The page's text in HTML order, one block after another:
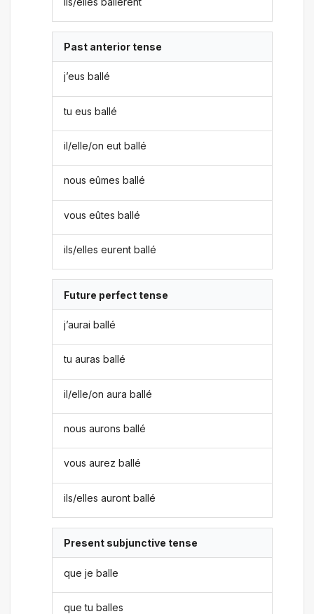
Past anterior tense
j’eus ballé
tu eus ballé
il/elle/on eut ballé
nous eûmes ballé
vous eûtes ballé
ils/elles eurent ballé
Future perfect tense
j’aurai ballé
tu auras ballé
il/elle/on aura ballé
nous aurons ballé
vous aurez ballé
ils/elles auront ballé
Present subjunctive tense
que je balle
que tu balles